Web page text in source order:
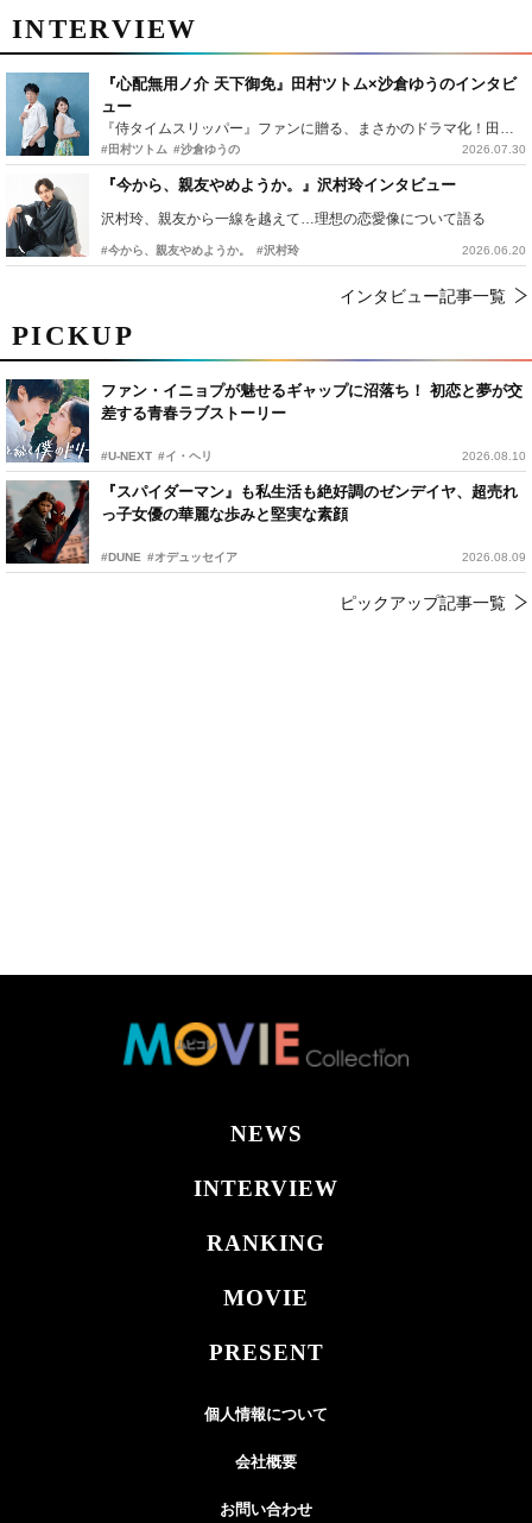
PICKUP
ファン・イニョプが魅せるギャップに沼落ち！ 初恋と夢が交
差する青春ラブストーリー
#U-NEXT #イ・ヘリ 2026.08.10
『スパイダーマン』も私生活も絶好調のゼンデイヤ、超売れ
っ子女優の華麗な歩みと堅実な素顔
#DUNE #オデュッセイア 2026.08.09
ピックアップ記事一覧
INTERVIEW
『心配無用ノ介 天下御免』田村ツトム×沙倉ゆうのインタビ
ュー
『侍タイムスリッパー』ファンに贈る、まさかのドラマ化！田村ツトム×沙倉ゆうのが語る『心配無用ノ介』撮影秘話
#田村ツトム #沙倉ゆうの 2026.07.30
『今から、親友やめようか。』沢村玲インタビュー
沢村玲、親友から一線を越えて…理想の恋愛像について語る
#今から、親友やめようか。 #沢村玲 2026.06.20
インタビュー記事一覧
NEWS
INTERVIEW
RANKING
MOVIE
PRESENT
個人情報について
会社概要
お問い合わせ